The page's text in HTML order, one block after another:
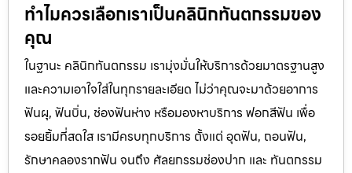
ทำไมควรเลือกเราเป็นคลินิกทันตกรรมของ
คุณ
ในฐานะ คลินิกทันตกรรม เรามุ่งมั่นให้บริการด้วยมาตรฐานสูง
และความเอาใจใส่ในทุกรายละเอียด ไม่ว่าคุณจะมาด้วยอาการ
ฟันผุ, ฟันบิ่น, ช่องฟันห่าง หรือมองหาบริการ ฟอกสีฟัน เพื่อ
รอยยิ้มที่สดใส เรามีครบทุกบริการ ตั้งแต่ อุดฟัน, ถอนฟัน,
รักษาคลองรากฟัน จนถึง ศัลยกรรมช่องปาก และ ทันตกรรม